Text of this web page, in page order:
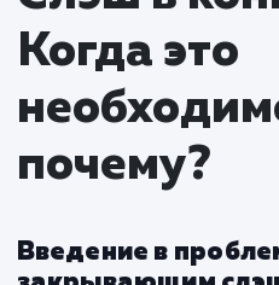
Список
Слэш в